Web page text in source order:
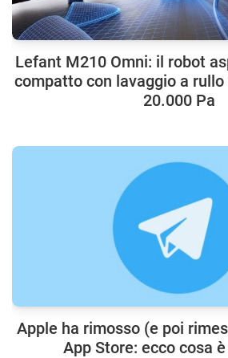
Lefant M210 Omni: il robot
compatto con lavaggio a
20.000 Pa
Apple ha rimosso (e poi
App Store: ecco cosa